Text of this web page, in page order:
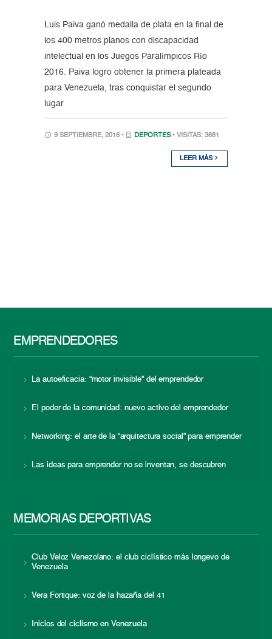
Luis Paiva ganó medalla de plata en la final de
los 400 metros planos con discapacidad
intelectual en los Juegos Paralímpicos Río
2016. Paiva logro obtener la primera plateada
para Venezuela, tras conquistar el segundo
lugar
9 SEPTIEMBRE, 2016 • DEPORTES • VISITAS: 3681
LEER MÁS
EMPRENDEDORES
La autoeficacia: “motor invisible” del emprendedor
El poder de la comunidad: nuevo activo del emprendedor
Networking: el arte de la “arquitectura social” para emprender
Las ideas para emprender no se inventan, se descubren
MEMORIAS DEPORTIVAS
Club Veloz Venezolano: el club ciclístico más longevo de
Venezuela
Vera Fortique: voz de la hazaña del 41
Inicios del ciclismo en Venezuela